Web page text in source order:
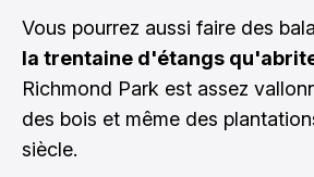
Vous pourrez aussi faire des
la trentaine d'étangs
Richmond Park est assez
des bois et même des
siècle.